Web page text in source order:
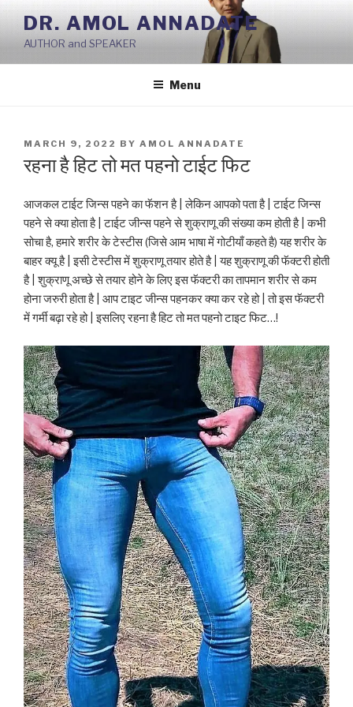
Skip
content
DR. AMOL ANNADATE
AUTHOR and SPEAKER
Menu
POSTED
MARCH 9, 2022 BY AMOL ANNADATE
रहना है हिट तो मत पहनो टाईट फिट
आजकल टाईट जिन्स पहने का फॅशन है | लेकिन आपको पता है | टाईट जिन्स
पहने से क्या होता है | टाईट जीन्स पहने से शुक्राणू की संख्या कम होती है | कभी
सोचा है, हमारे शरीर के टेस्टीस (जिसे आम भाषा में गोटीयाँ कहते है) यह शरीर के
बाहर क्यू है | इसी टेस्टीस में शुक्राणू तयार होते है | यह शुक्राणू की फॅक्टरी होती
है | शुक्राणू अच्छे से तयार होने के लिए इस फॅक्टरी का तापमान शरीर से कम
होना जरुरी होता है | आप टाइट जीन्स पहनकर क्या कर रहे हो | तो इस फॅक्टरी
में गर्मी बढ़ा रहे हो | इसलिए रहना है हिट तो मत पहनो टाइट फिट…!